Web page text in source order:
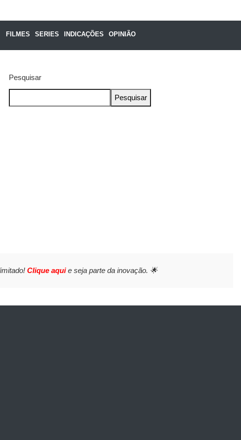
FILMES SERIES INDICAÇÕES OPINIÃO
Pesquisar
Pesquisar
Clique aquie seja parte da inovação. 🌟